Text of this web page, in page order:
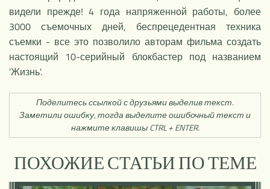
видели прежде! 4 года напряженной работы, более
3000 съемочных дней, беспрецедентная техника
съемки - все это позволило авторам фильма создать
настоящий 10-серийный блокбастер под названием
'Жизнь'.
Поделитесь ссылкой с друзьями выделив текст.
Заметили ошибку, тогда выделите ошибочный текст и
нажмите клавишы CTRL + ENTER.
ПОХОЖИЕ СТАТЬИ ПО ТЕМЕ